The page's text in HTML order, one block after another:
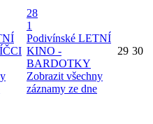
28
1
Podivínské LETNÍ
KINO -
BARDOTKY
Zobrazit všechny
záznamy ze dne
29 30